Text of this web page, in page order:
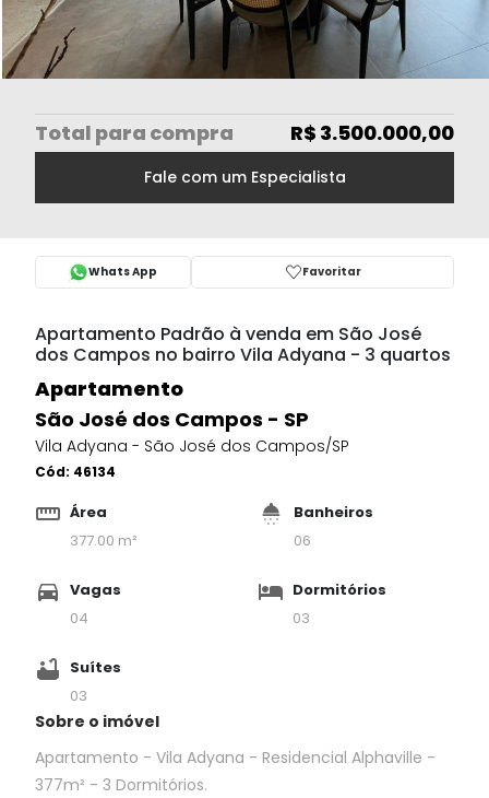
Apartamento Padrão à venda em São José
dos Campos no bairro Vila Adyana - 3 quartos
Apartamento
São José dos Campos - SP
Vila Adyana - São José dos Campos/SP
Cód: 46134
Área
377.00 m²
Banheiros
06
Vagas
04
Dormitórios
03
Suítes
03
Sobre o imóvel
Apartamento - Vila Adyana - Residencial Alphaville -
377m² - 3 Dormitórios.
Total para compra R$ 3.500.000,00
Fale com um Especialista
Whats App Favoritar